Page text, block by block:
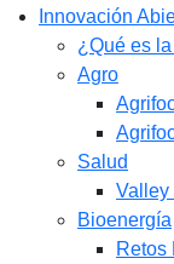
Innovación
¿Qué es
Agro
Salud
Valley
Bioenergía
Retos